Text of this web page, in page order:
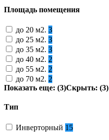
Площадь помещения
до 20 м2. 3
до 25 м2. 3
до 35 м2. 3
до 40 м2. 2
до 55 м2. 2
до 70 м2. 2
Показать еще: (3)Скрыть: (3)
Тип
Инверторный 15